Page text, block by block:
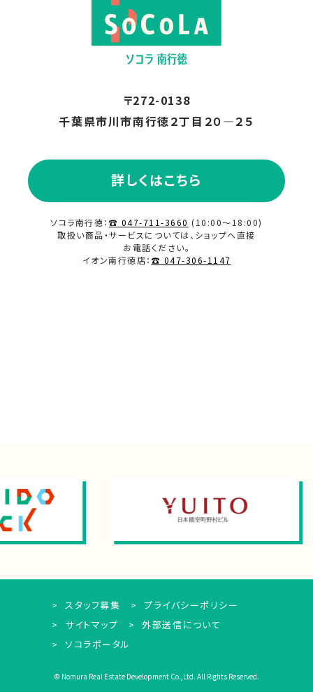
〒272-0138
千葉県市川市南行徳２丁目２０―２５
詳しくはこちら
ソコラ南行徳： ☎ 047-711-3660 (10:00～18:00)
取扱い商品・サービスについては、ショップへ直接
お電話ください。
イオン南行徳店： ☎ 047-306-1147
スタッフ募集
プライバシーポリシー
サイトマップ
外部送信について
ソコラポータル
© Nomura Real Estate Development Co.,Ltd. All Rights Reserved.